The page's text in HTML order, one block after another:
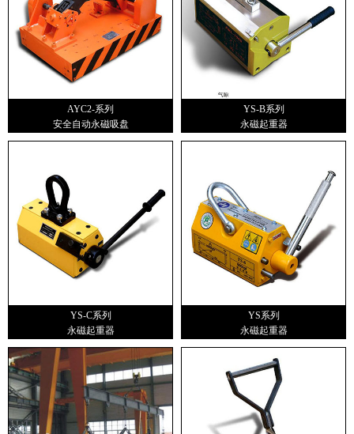
AYC2-系列
安全自动永磁吸盘
YS-B系列
永磁起重器
YS-C系列
永磁起重器
YS系列
永磁起重器